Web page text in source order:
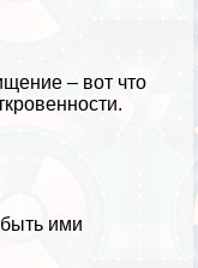
– вот что
ими